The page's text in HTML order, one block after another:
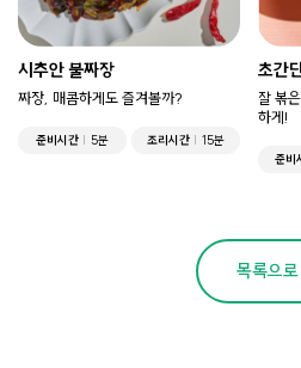
시추안 불짜장
짜장, 매콤하게도 즐겨볼까?
준비시간 5분 조리시간 15분
초간
잘 볶
하게!
준비
목록으로